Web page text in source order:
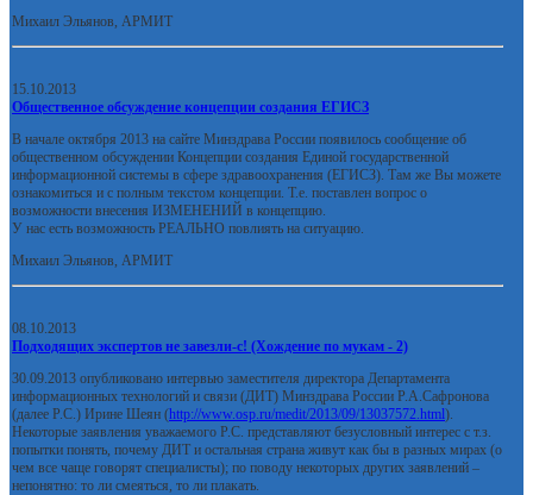
Михаил Эльянов, АРМИТ
15.10.2013
Общественное обсуждение концепции создания ЕГИСЗ
В начале октября 2013 на сайте Минздрава России появилось сообщение об
общественном обсуждении Концепции создания Единой государственной
информационной системы в сфере здравоохранения (ЕГИСЗ). Там же Вы можете
ознакомиться и с полным текстом концепции. Т.е. поставлен вопрос о
возможности внесения ИЗМЕНЕНИЙ в концепцию.
У нас есть возможность РЕАЛЬНО повлиять на ситуацию.
Михаил Эльянов, АРМИТ
08.10.2013
Подходящих экспертов не завезли-с! (Хождение по мукам - 2)
30.09.2013 опубликовано интервью заместителя директора Департамента
информационных технологий и связи (ДИТ) Минздрава России Р.А.Сафронова
(далее Р.С.) Ирине Шеян (http://www.osp.ru/medit/2013/09/13037572.html).
Некоторые заявления уважаемого Р.С. представляют безусловный интерес с т.з.
попытки понять, почему ДИТ и остальная страна живут как бы в разных мирах (о
чем все чаще говорят специалисты); по поводу некоторых других заявлений –
непонятно: то ли смеяться, то ли плакать.